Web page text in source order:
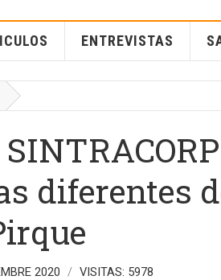
ENTREVISTAS
diferentes
2020 VISITAS: 5978